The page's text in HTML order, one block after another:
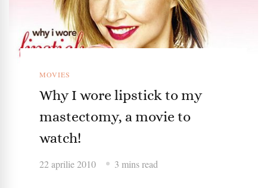
MOVIES
Why I wore lipstick to my
mastectomy, a movie to
watch!
22 aprilie 2010 3 mins read